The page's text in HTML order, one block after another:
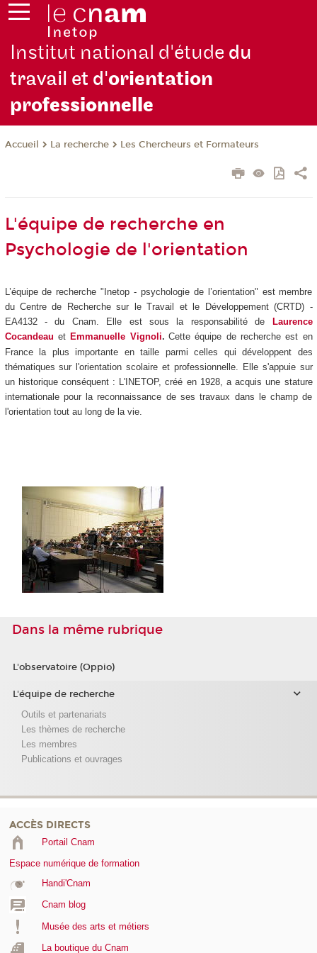
Institut national d'étude du
travail et d'orientation
professionnelle
Accueil La recherche Les Chercheurs et Formateurs
L'équipe de recherche en
Psychologie de l'orientation
L’équipe de recherche "Inetop - psychologie de l’orientation" est membre
du Centre de Recherche sur le Travail et le Développement (CRTD) -
EA4132 - du Cnam. Elle est sous la responsabilité de
Laurence
Cocandeau et Emmanuelle Vignoli. Cette équipe de recherche est en
France la plus importante en taille parmi celles qui développent des
thématiques sur l'orientation scolaire et professionnelle. Elle s'appuie sur
un historique conséquent : L'INETOP, créé en 1928, a acquis une stature
internationale pour la reconnaissance de ses travaux dans le champ de
l'orientation tout au long de la vie.
Dans la même rubrique
L'observatoire (Oppio)
L'équipe de recherche
Outils et partenariats
Les thèmes de recherche
Les membres
Publications et ouvrages
ACCÈS DIRECTS
Portail Cnam
Espace numérique de formation
Handi'Cnam
Cnam blog
Musée des arts et métiers
La boutique du Cnam